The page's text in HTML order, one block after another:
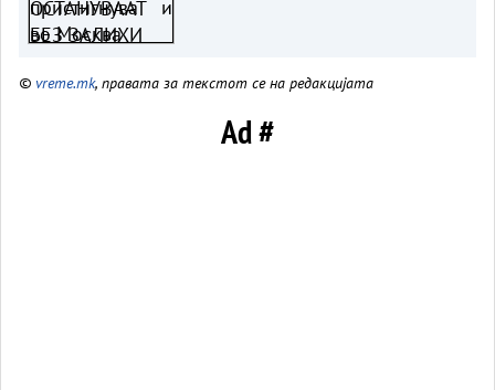
© vreme.mk, правата за текстот се на редакцијата
Ad #